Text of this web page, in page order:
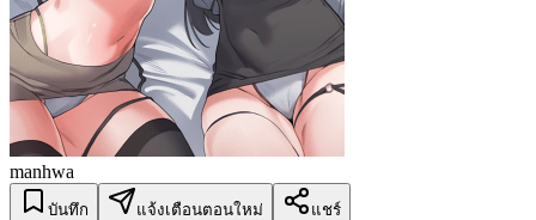
manhwa
บันทึก แจ้งเตือนตอนใหม่ แชร์